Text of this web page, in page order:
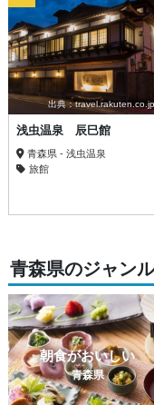
出典：travel.rakuten.co.jp
浅虫温泉 辰巳館
青森県 - 浅虫温泉
旅館
青森県のジャン
朝食がおいしい
青森県